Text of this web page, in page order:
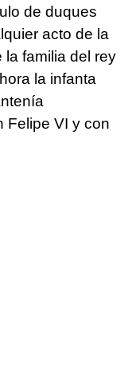
de duques
acto de la
la familia del rey
la infanta
Felipe VI y con